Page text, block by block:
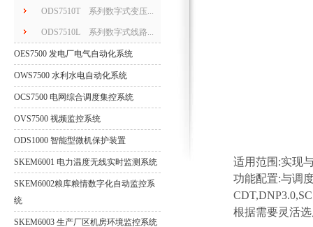
适用范围:实现
功能配置:与调
根据需要灵活
ODS7510T 系列数字式变压...
ODS7510L 系列数字式线路...
OES7500 发电厂电气自动化系统
OWS7500 水利水电自动化系统
OCS7500 电网综合调度集控系统
OVS7500 视频监控系统
ODS1000 智能型微机保护装置
SKEM6001 电力温度无线实时监测系统
SKEM6002粮库粮情数字化自动监控系
统
SKEM6003 生产厂区机房环境监控系统